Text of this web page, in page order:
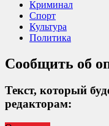
Криминал
Спорт
Культура
Политика
Сообщить об
Текст, который
редакторам: